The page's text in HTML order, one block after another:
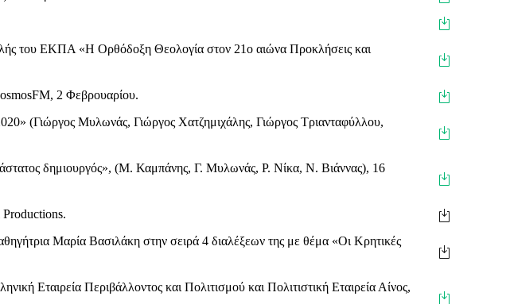
του ΕΚΠΑ «Η Ορθόδοξη Θεολογία στον 21ο αιώνα Προκλήσεις και
2 Φεβρουαρίου.
(Γιώργος Μυλωνάς, Γιώργος Χατζημιχάλης, Γιώργος Τριανταφύλλου,
δημιουργός», (Μ. Καμπάνης, Γ. Μυλωνάς, Ρ. Νίκα, Ν. Βιάννας), 16
Μαρία Βασιλάκη στην σειρά 4 διαλέξεων της με θέμα «Οι Κρητικές
Περιβάλλοντος και Πολιτισμού και Πολιτιστική Εταιρεία Αίνος,